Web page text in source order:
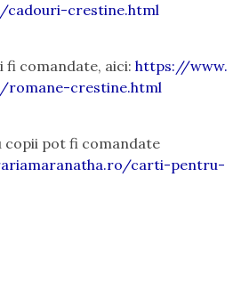
cadouri-crestine.html
fi comandate, aici: https://www.
romane-crestine.html
pot fi comandate
carti-pentru-